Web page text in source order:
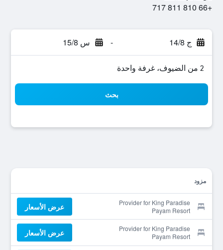
+66 810 811 717
ج 14/8 - س 15/8
2 من الضيوف، غرفة واحدة
بحث
مزود
Provider for King Paradise
Payam Resort
عرض الأسعار
Provider for King Paradise
Payam Resort
عرض الأسعار